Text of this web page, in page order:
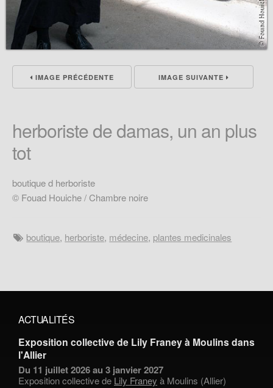
IMAGE PRÉCÉDENTE IMAGE SUIVANTE
herboriste de damas, un an plus
tot
boutique d herboriste
© Fouad Houiche / Chambre noire
boutique, herboriste, médecine, plantes medicinales
ACTUALITÉS
Exposition collective de Lily Franey à Moulins dans
l'Allier
Du 11 juillet 2026 au 3 janvier 2027
Exposition collective de Lily Franey à Moulins (Allier)